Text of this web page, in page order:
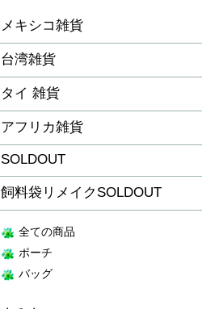
メキシコ雑貨
台湾雑貨
タイ 雑貨
アフリカ雑貨
SOLDOUT
飼料袋リメイクSOLDOUT
全ての商品
ポーチ
バッグ